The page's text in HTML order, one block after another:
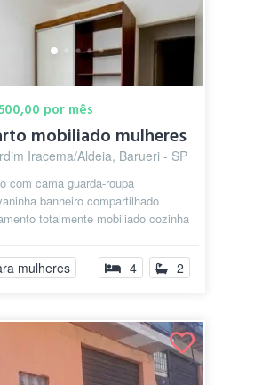
por mês
mobiliado mulheres
Iracema/Aldeia, Barueri - SP
com cama guarda-roupa
banheiro compartilhado
totalmente mobiliado cozinha
mulheres 4 2